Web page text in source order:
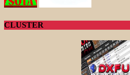
CLUSTER